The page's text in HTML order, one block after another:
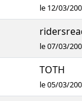
le 12/03/
le 07/03/
TOTH
le 05/03/